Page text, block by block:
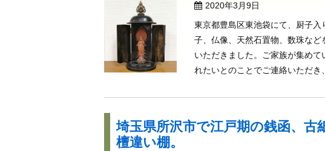
2020年3月9日
東京都豊島区東池袋にて、厨子
子、仏像、天然石置物、数珠な
いただきました。ご家族が集め
れたいとのことでご連絡いただき
埼玉県所沢市で江戸期の銭函、古
檀違い棚。